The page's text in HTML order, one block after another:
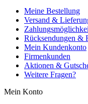
Meine Bestellung
Versand &
Rücksendungen &
Mein Kundenkonto
Firmenkunden
Aktionen &
Weitere Fragen?
Mein Konto